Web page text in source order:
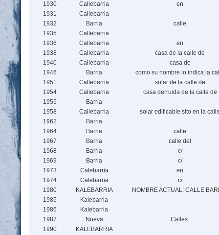
1930
Callebarria
en
1931
Callebarria
1932
Barria
calle
1935
Callebarria
1936
Callebarria
en
1938
Callebarria
casa de la calle de
1940
Callebarria
casa de
1946
Barria
como su nombre lo indica la
1951
Callebarria
solar de la calle de
1954
Callebarria
casa derruida de la calle de
1955
Barria
1958
Callebarria
solar edificable sito en la
1962
Barria
1964
Barria
calle
1967
Barria
calle del
1968
Barria
c/
1969
Barria
c/
1973
Calebarria
en
1974
Calebarria
c/
1980
KALEBARRIA
NOMBRE ACTUAL: CALLE
1985
Kalebarria
1986
Kalebarria
1987
Nueva
Calles:
1990
KALEBARRIA